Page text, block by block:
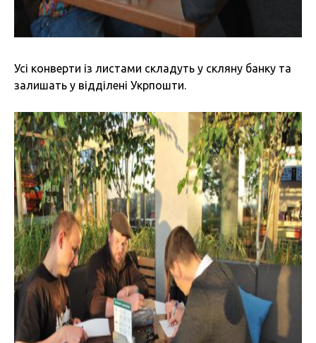
Усі конверти із листами складуть у скляну банку та
залишать у відділені Укрпошти.